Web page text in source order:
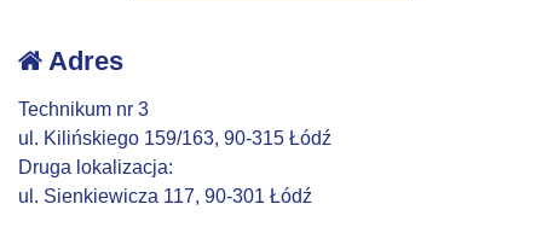
Adres
Technikum nr 3
ul. Kilińskiego 159/163, 90-315 Łódź
Druga lokalizacja:
ul. Sienkiewicza 117, 90-301 Łódź